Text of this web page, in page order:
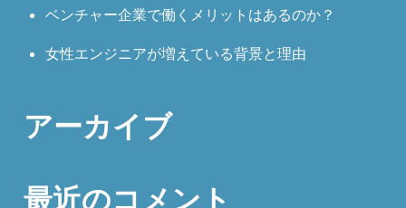
ベンチャー企業で働くメリットはあるのか？
女性エンジニアが増えている背景と理由
アーカイブ
最近のコメント